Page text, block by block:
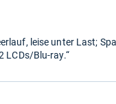
leise unter Last;
LCDs/Blu-ray.“